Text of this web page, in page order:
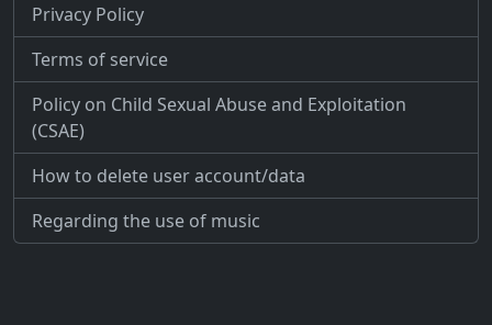
Privacy Policy
Terms of service
Policy on Child Sexual Abuse and Exploitation
(CSAE)
How to delete user account/data
Regarding the use of music